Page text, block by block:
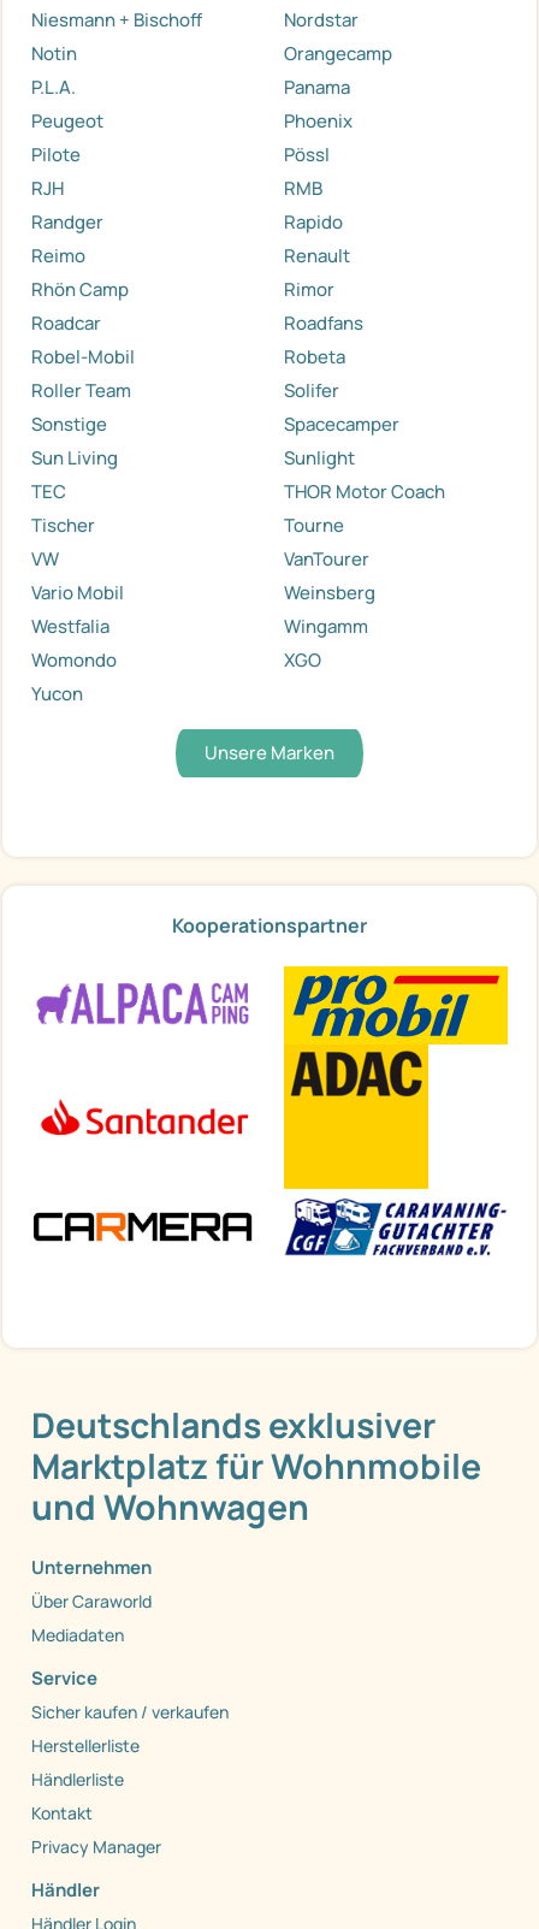
Niesmann + Bischoff
Nordstar
Notin
Orangecamp
P.L.A.
Panama
Peugeot
Phoenix
Pilote
Pössl
RJH
RMB
Randger
Rapido
Reimo
Renault
Rhön Camp
Rimor
Roadcar
Roadfans
Robel-Mobil
Robeta
Roller Team
Solifer
Sonstige
Spacecamper
Sun Living
Sunlight
TEC
THOR Motor Coach
Tischer
Tourne
VW
VanTourer
Vario Mobil
Weinsberg
Westfalia
Wingamm
Womondo
XGO
Yucon
Unsere Marken
Kooperationspartner
Deutschlands exklusiver
Marktplatz für Wohnmobile
und Wohnwagen
Unternehmen
Über Caraworld
Mediadaten
Service
Sicher kaufen / verkaufen
Herstellerliste
Händlerliste
Kontakt
Privacy Manager
Händler
Händler Login